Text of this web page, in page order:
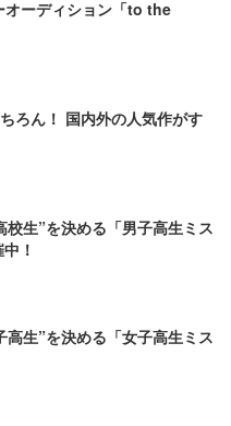
ーディション「to the
ろん！ 国内外の人気作がす
校生”を決める「男子高生ミス
！
高生”を決める「女子高生ミス